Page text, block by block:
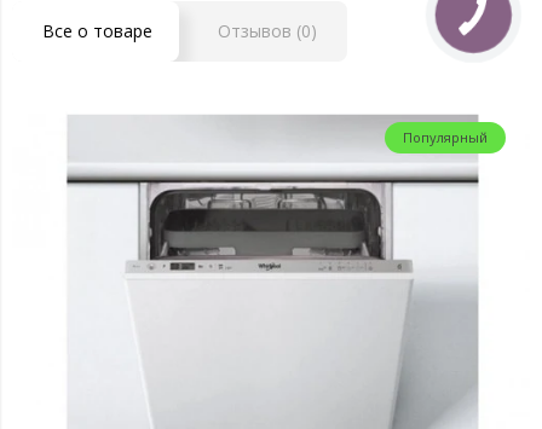
Все о товаре Отзывов (0)
Популярный